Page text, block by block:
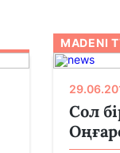
MADENI
Сол